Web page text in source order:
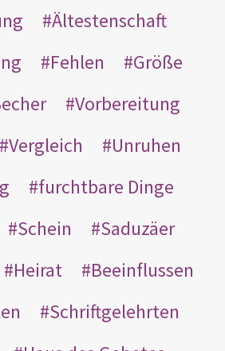
Ältestenschaft
Fehlen
Größe
Vorbereitung
Vergleich
Unruhen
furchtbare Dinge
Schein
Saduzäer
Heirat
Beeinflussen
Schriftgelehrten